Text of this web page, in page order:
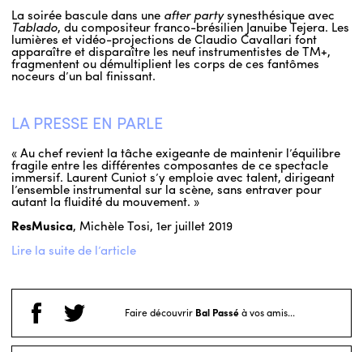
La soirée bascule dans une after partysynesthésique avec
Tablado, du compositeur franco-brésilien Januibe Tejera. Les
lumières et vidéo-projections de Claudio Cavallari font
apparaître et disparaître les neuf instrumentistes de TM+,
fragmentent ou démultiplient les corps de ces fantômes
noceurs d’un bal finissant.
LA PRESSE EN PARLE
« Au chef revient la tâche exigeante de maintenir l’équilibre
fragile entre les différentes composantes de ce spectacle
immersif. Laurent Cuniot s’y emploie avec talent, dirigeant
l’ensemble instrumental sur la scène, sans entraver pour
autant la fluidité du mouvement. »
ResMusica, Michèle Tosi, 1er juillet 2019
Lire la suite de l’article
Faire découvrir Bal Passéà vos amis...